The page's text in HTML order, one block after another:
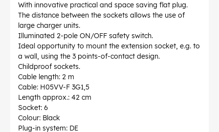
With innovative practical and space saving flat plug.
The distance between the sockets allows the use of
large charger units.
Illuminated 2-pole ON/OFF safety switch.
Ideal opportunity to mount the extension socket, e.g. to
a wall, using the 3 points-of-contact design.
Childproof sockets.
Cable length: 2 m
Cable: H05VV-F 3G1,5
Length approx.: 42 cm
Socket: 6
Colour: Black
Plug-in system: DE